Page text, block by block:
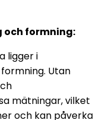
och formning:
ligger i
Utan
mätningar, vilket
och kan påverka